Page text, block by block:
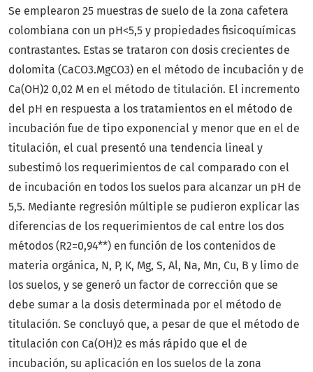
Se emplearon 25 muestras de suelo de la zona cafetera
colombiana con un pH<5,5 y propiedades fisicoquímicas
contrastantes. Estas se trataron con dosis crecientes de
dolomita (CaCO3.MgCO3) en el método de incubación y de
Ca(OH)2 0,02 M en el método de titulación. El incremento
del pH en respuesta a los tratamientos en el método de
incubación fue de tipo exponencial y menor que en el de
titulación, el cual presentó una tendencia lineal y
subestimó los requerimientos de cal comparado con el
de incubación en todos los suelos para alcanzar un pH de
5,5. Mediante regresión múltiple se pudieron explicar las
diferencias de los requerimientos de cal entre los dos
métodos (R2=0,94**) en función de los contenidos de
materia orgánica, N, P, K, Mg, S, Al, Na, Mn, Cu, B y limo de
los suelos, y se generó un factor de corrección que se
debe sumar a la dosis determinada por el método de
titulación. Se concluyó que, a pesar de que el método de
titulación con Ca(OH)2 es más rápido que el de
incubación, su aplicación en los suelos de la zona